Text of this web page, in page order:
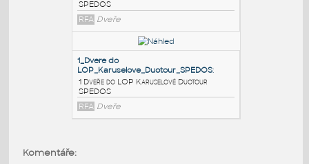
5_Dvere_Karuselove_Tournex_SPEDOS
5 Dveře Karuselové Tournex SPEDOS
RFA Dveře
2_Dvere do
Komentáře: